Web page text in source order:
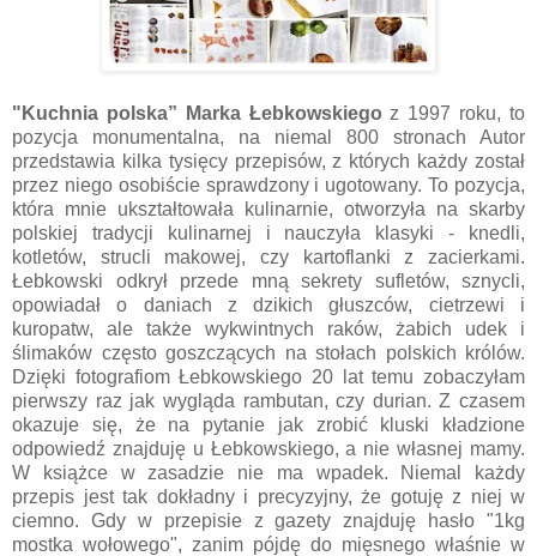
"Kuchnia polska” Marka Łebkowskiego z 1997 roku, to
pozycja monumentalna, na niemal 800 stronach Autor
przedstawia kilka tysięcy przepisów, z których każdy został
przez niego osobiście sprawdzony i ugotowany. To pozycja,
która mnie ukształtowała kulinarnie, otworzyła na skarby
polskiej tradycji kulinarnej i nauczyła klasyki - knedli,
kotletów, strucli makowej, czy kartoflanki z zacierkami.
Łebkowski odkrył przede mną sekrety sufletów, sznycli,
opowiadał o daniach z dzikich głuszców, cietrzewi i
kuropatw, ale także wykwintnych raków, żabich udek i
ślimaków często goszczących na stołach polskich królów.
Dzięki fotografiom Łebkowskiego 20 lat temu zobaczyłam
pierwszy raz jak wygląda rambutan, czy durian. Z czasem
okazuje się, że na pytanie jak zrobić kluski kładzione
odpowiedź znajduję u Łebkowskiego, a nie własnej mamy.
W książce w zasadzie nie ma wpadek. Niemal każdy
przepis jest tak dokładny i precyzyjny, że gotuję z niej w
ciemno. Gdy w przepisie z gazety znajduję hasło "1kg
mostka wołowego", zanim pójdę do mięsnego właśnie w